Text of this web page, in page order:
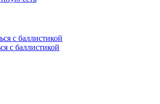
с баллистикой